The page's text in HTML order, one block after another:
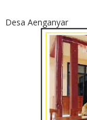
Desa Aenganyar